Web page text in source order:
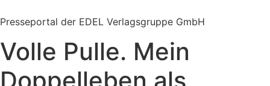
Inhalt
Presseportal der EDEL Verlagsgruppe GmbH
Volle Pulle. Mein